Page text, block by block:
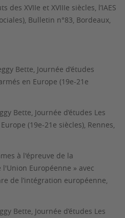
des XVIIe et XVIIIe siècles, l’IAES
Bulletin n°83, Bordeaux,
Bette, Journée d’études
en Europe (19e-21e
Bette, Journée d’études Les
(19e-21e siècles), Rennes,
à l'épreuve de la
Européenne » avec
de l’intégration européenne,
Bette, Journée d’études Les